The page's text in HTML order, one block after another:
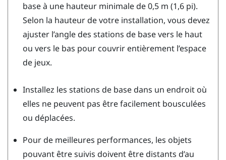
base à une hauteur minimale de 0,5 m (1,6 pi).
Selon la hauteur de votre installation, vous devez
ajuster l’angle des stations de base vers le haut
ou vers le bas pour couvrir entièrement l’espace
de jeux.
Installez les stations de base dans un endroit où
elles ne peuvent pas être facilement bousculées
ou déplacées.
Pour de meilleures performances, les objets
pouvant être suivis doivent être distants d’au